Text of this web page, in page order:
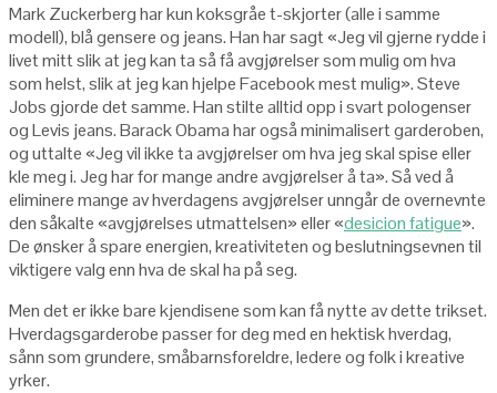
Mark Zuckerberg har kun koksgråe t-skjorter (alle i samme
modell), blå gensere og jeans. Han har sagt «Jeg vil gjerne rydde i
livet mitt slik at jeg kan ta så få avgjørelser som mulig om hva
som helst, slik at jeg kan hjelpe Facebook mest mulig». Steve
Jobs gjorde det samme. Han stilte alltid opp i svart pologenser
og Levis jeans. Barack Obama har også minimalisert garderoben,
og uttalte «Jeg vil ikke ta avgjørelser om hva jeg skal spise eller
kle meg i. Jeg har for mange andre avgjørelser å ta». Så ved å
eliminere mange av hverdagens avgjørelser unngår de overnevnte
den såkalte «avgjørelses utmattelsen» eller «desicion fatigue».
De ønsker å spare energien, kreativiteten og beslutningsevnen til
viktigere valg enn hva de skal ha på seg.
Men det er ikke bare kjendisene som kan få nytte av dette trikset.
Hverdagsgarderobe passer for deg med en hektisk hverdag,
sånn som grundere, småbarnsforeldre, ledere og folk i kreative
yrker.